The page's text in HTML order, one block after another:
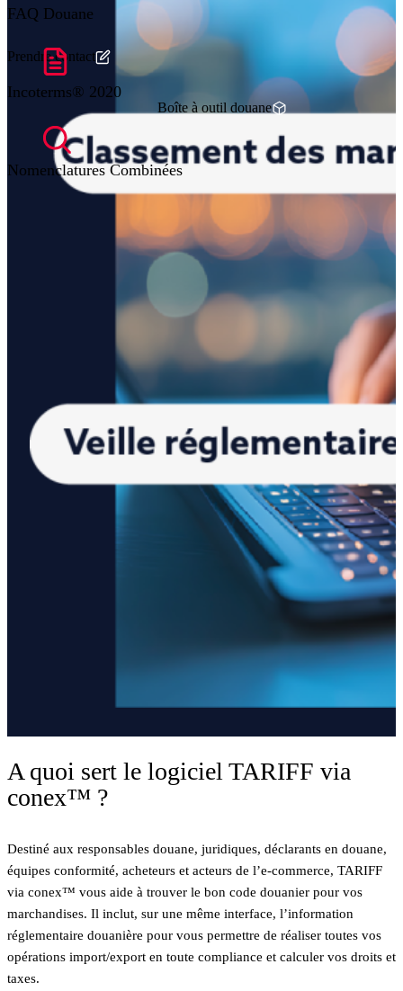
Prendre contact
Boîte à outil douane
A quoi sert le logiciel TARIFF via
conex™ ?
Destiné aux responsables douane, juridiques, déclarants en douane,
équipes conformité, acheteurs et acteurs de l’e-commerce, TARIFF
via conex™ vous aide à trouver le bon code douanier pour vos
marchandises. Il inclut, sur une même interface, l’information
réglementaire douanière pour vous permettre de réaliser toutes vos
opérations import/export en toute compliance et calculer vos droits et
taxes.
FAQ Douane
Incoterms® 2020
Nomenclatures Combinées